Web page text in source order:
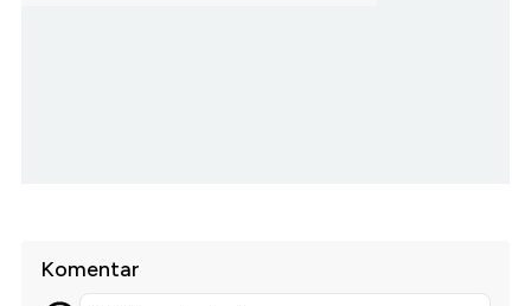
Komentar